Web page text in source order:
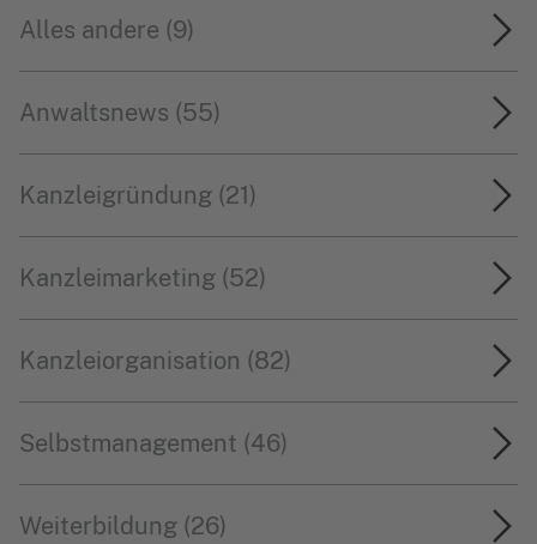
Alles andere (9)
Anwaltsnews (55)
Kanzleigründung (21)
Kanzleimarketing (52)
Kanzleiorganisation (82)
Selbstmanagement (46)
Weiterbildung (26)